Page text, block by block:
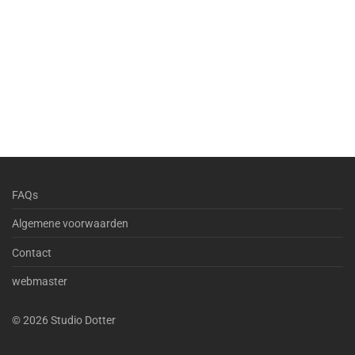
FAQs
Algemene voorwaarden
Contact
webmaster
©2026 Studio Dotter